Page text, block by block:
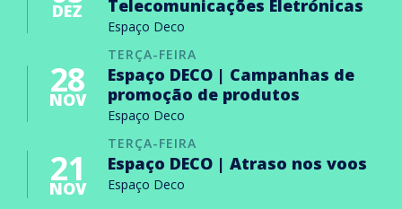
DEZ
Telecomunicações Eletrónicas
Espaço Deco
TERÇA-FEIRA
28
NOV
Espaço DECO | Campanhas de
promoção de produtos
Espaço Deco
TERÇA-FEIRA
21
NOV
Espaço DECO | Atraso nos voos
Espaço Deco